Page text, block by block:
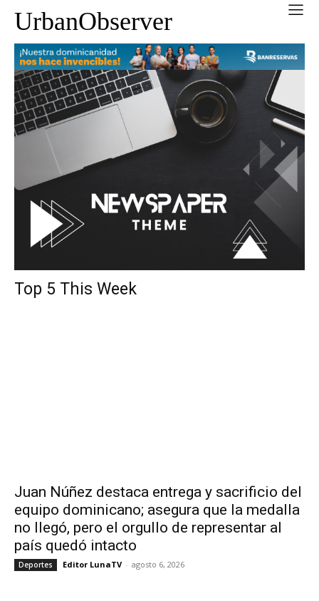
UrbanObserver
Top 5 This Week
Juan Núñez destaca entrega y sacrificio del
equipo dominicano; asegura que la medalla
no llegó, pero el orgullo de representar al
país quedó intacto
Deportes Editor LunaTV - agosto 6, 2026